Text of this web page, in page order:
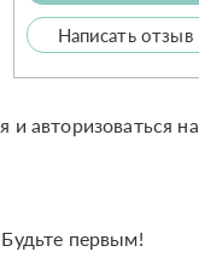
Написать отзыв
и авторизоваться
первым!